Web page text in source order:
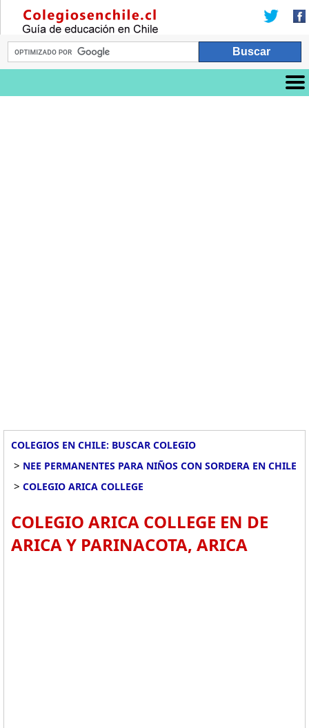
COLEGIOS EN CHILE: BUSCAR COLEGIO
> NEE PERMANENTES PARA NIÑOS CON SORDERA EN CHILE
> COLEGIO ARICA COLLEGE
COLEGIO ARICA COLLEGE EN DE
ARICA Y PARINACOTA, ARICA